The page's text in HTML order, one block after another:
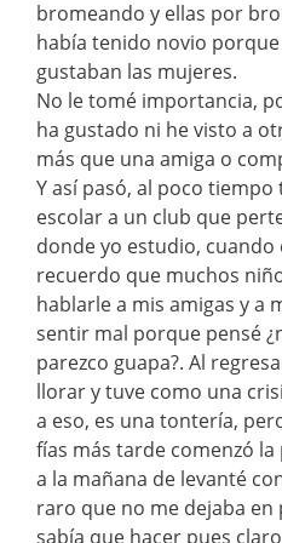
bromeando y ellas por
había tenido novio
gustaban las mujeres.
No le tomé importancia,
ha gustado ni he visto a
más que una amiga o
Y así pasó, al poco
escolar a un club que
donde yo estudio, cuando
recuerdo que muchos
hablarle a mis amigas y a
sentir mal porque pensé
parezco guapa?. Al
llorar y tuve como una
a eso, es una tontería,
fías más tarde comenzó
a la mañana de levanté
raro que no me dejaba en
sabía que hacer pues